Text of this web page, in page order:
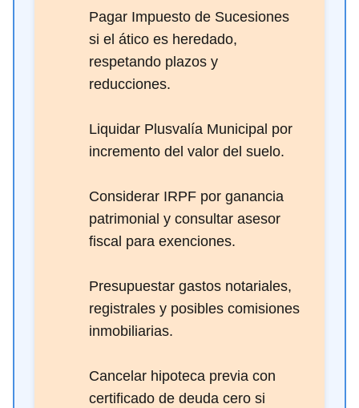
Pagar Impuesto de Sucesiones
si el ático es heredado,
respetando plazos y
reducciones.
Liquidar Plusvalía Municipal por
incremento del valor del suelo.
Considerar IRPF por ganancia
patrimonial y consultar asesor
fiscal para exenciones.
Presupuestar gastos notariales,
registrales y posibles comisiones
inmobiliarias.
Cancelar hipoteca previa con
certificado de deuda cero si